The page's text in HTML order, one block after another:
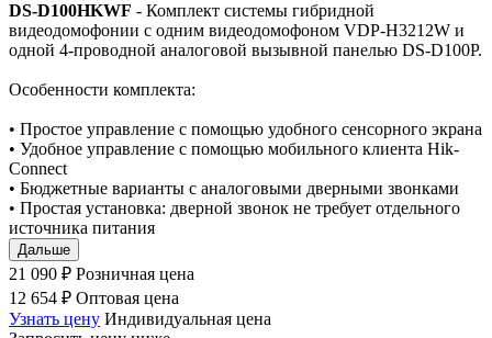
DS-D100HKWF - Комплект системы гибридной
видеодомофонии с одним видеодомофоном VDP-H3212W и
одной 4-проводной аналоговой вызывной панелью DS-D100P.
Особенности комплекта:
• Простое управление с помощью удобного сенсорного экрана
• Удобное управление с помощью мобильного клиента Hik-
Connect
• Бюджетные варианты с аналоговыми дверными звонками
• Простая установка: дверной звонок не требует отдельного
источника питания
Дальше
21 090 ₽ Розничная цена
12 654 ₽ Оптовая цена
Узнать цену Индивидуальная цена